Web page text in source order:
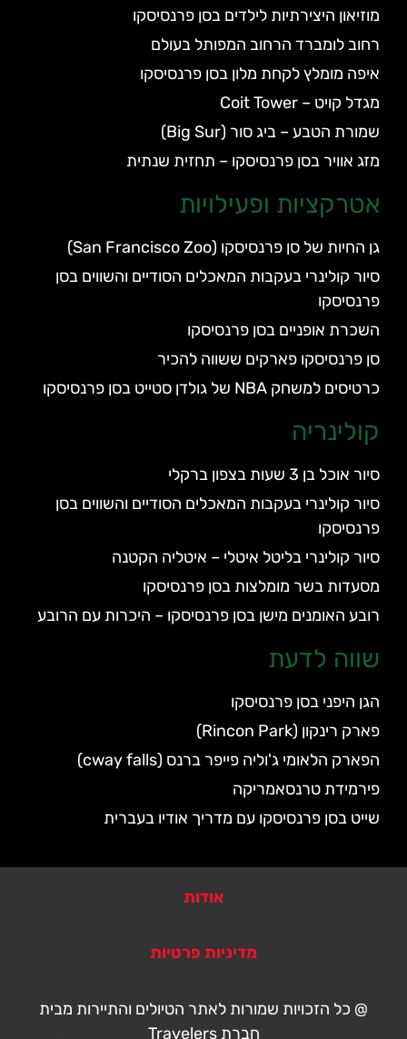
מוזיאון היצירתיות לילדים בסן פרנסיסקו
רחוב לומברד הרחוב המפותל בעולם
איפה מומלץ לקחת מלון בסן פרנסיסקו
מגדל קויט – Coit Tower
שמורת הטבע – ביג סור (Big Sur)
מזג אוויר בסן פרנסיסקו – תחזית שנתית
אטרקציות ופעילויות
גן החיות של סן פרנסיסקו (San Francisco Zoo)
סיור קולינרי בעקבות המאכלים הסודיים והשווים בסן
פרנסיסקו
השכרת אופניים בסן פרנסיסקו
סן פרנסיסקו פארקים ששווה להכיר
כרטיסים למשחק NBA של גולדן סטייט בסן פרנסיסקו
קולינריה
סיור אוכל בן 3 שעות בצפון ברקלי
סיור קולינרי בעקבות המאכלים הסודיים והשווים בסן
פרנסיסקו
סיור קולינרי בליטל איטלי – איטליה הקטנה
מסעדות בשר מומלצות בסן פרנסיסקו
רובע האומנים מישן בסן פרנסיסקו – היכרות עם הרובע
שווה לדעת
הגן היפני בסן פרנסיסקו
פארק רינקון (Rincon Park)
הפארק הלאומי ג'וליה פייפר ברנס (cway falls)
פירמידת טרנסאמריקה
שייט בסן פרנסיסקו עם מדריך אודיו בעברית
אודות
מדיניות פרטיות
@ כל הזכויות שמורות לאתר הטיולים והתיירות מבית
חברת Travelers